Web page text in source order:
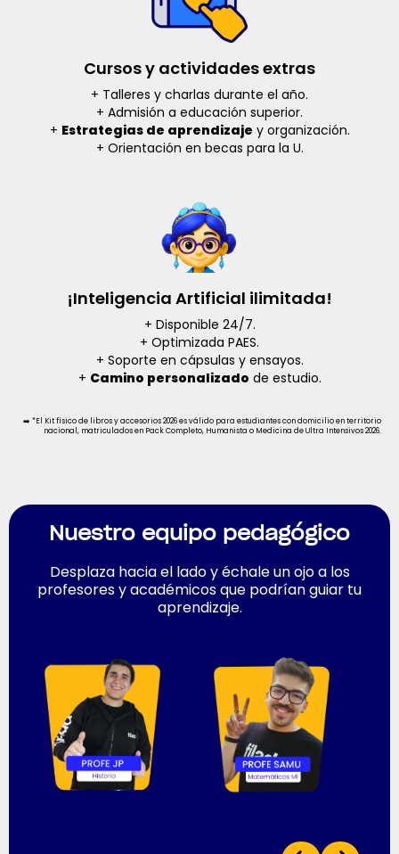
Cursos y actividades extras
+ Talleres y charlas durante el año.
+ Admisión a educación superior.
+ Estrategias de aprendizaje y organización.
+ Orientación en becas para la U.
¡Inteligencia Artificial ilimitada!
+ Disponible 24/7.
+ Optimizada PAES.
+ Soporte en cápsulas y ensayos.
+ Camino personalizado de estudio.
➡️ *El Kit físico de libros y accesorios 2026 es válido para estudiantes con domicilio en territorio
nacional, matriculados en Pack Completo, Humanista o Medicina de Ultra Intensivos 2026.
Nuestro equipo pedagógico
Desplaza hacia el lado y échale un ojo a los
profesores y académicos que podrían guiar tu
aprendizaje.